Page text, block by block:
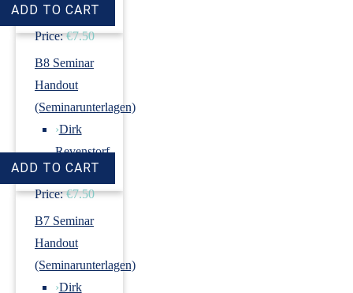
Price: €7.50
B8 Seminar
Handout
(Seminarunterlagen)
›Dirk
Revenstorf
Price: €7.50
B7 Seminar
Handout
(Seminarunterlagen)
›Dirk